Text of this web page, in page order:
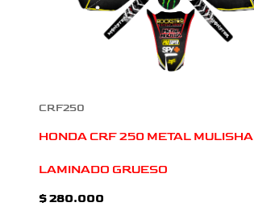
CRF250
HONDA CRF 250 METAL MULISHA
LAMINADO GRUESO
$280.000